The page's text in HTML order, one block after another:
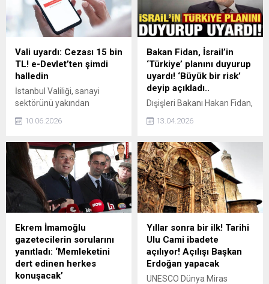
Vali uyardı: Cezası 15 bin
TL! e-Devlet’ten şimdi
halledin
İstanbul Valiliği, sanayi
sektörünü yakından
uyarı gerçekleştirdi. Valiliğe
Teknoloji Müdürlüğü, Yıllık
İşletme Cetveli bildiriminde
bulunmayan işletmelerin
idari para cezasıyla karşı
karşıya kalacağını duyurdu.
10.06.2026
Bakan Fidan, İsrail’in
‘Türkiye’ planını duyurup
uyardı! ‘Büyük bir risk’
deyip açıkladı..
Dışişleri Bakanı Hakan Fidan,
hamlelerinin Türkiye
olduğunu söyledi. Bakan
Fidan, İsrail'in düşmansız
yaşayamayacağını
belirterek Türkiye'yi yeni
düşman ilan etmek
istediklerini söyledi.
13.04.2026
Ekrem İmamoğlu
gazetecilerin sorularını
yanıtladı: ‘Memleketini
dert edinen herkes
konuşacak’
Yıllar sonra bir ilk! Tarihi
Ulu Cami ibadete
açılıyor! Açılışı Başkan
Erdoğan yapacak
UNESCO Dünya Miras